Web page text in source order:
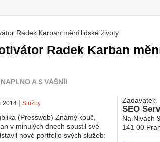
Radek Karban mění lidské životy
Radek Karban
A S VÁŠNÍ!
| Služby
(Pressweb) Známý kouč,
v minulých dnech spustil své
nové portfolio svých služeb:
Zadavatel:
SEO
Na Nivách
141 00